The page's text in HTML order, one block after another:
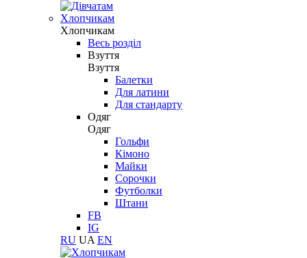
Хлопчикам
Хлопчикам
Весь розділ
Взуття
Взуття
Балетки
Для латини
Для стандарту
Одяг
Одяг
Гольфи
Кімоно
Майки
Сорочки
Футболки
Штани
FB
IG
RU UA EN